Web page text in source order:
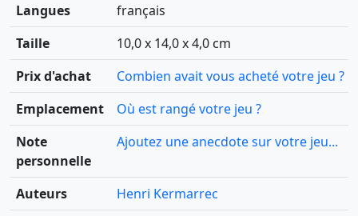
Langues
français
Taille
10,0 x 14,0 x 4,0 cm
Prix d'achat
Combien avait vous acheté votre jeu ?
Emplacement
Où est rangé votre jeu ?
Note
personnelle
Ajoutez une anecdote sur votre jeu...
Auteurs
Henri Kermarrec